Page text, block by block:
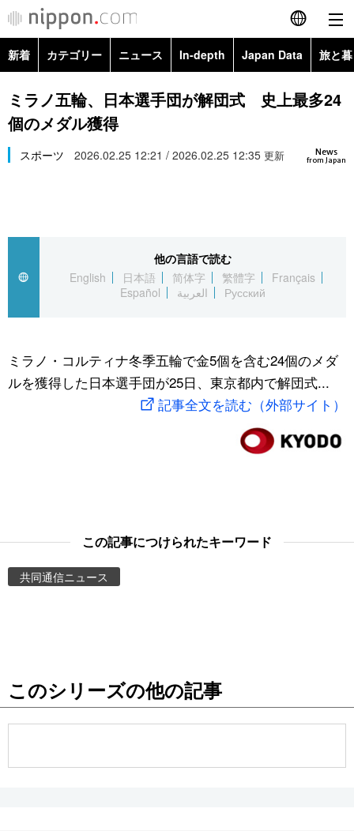
English
简体字
Русский
カテゴリー
経済・ビジネス
国際
文化
トップ
アーカイブ
In-depth
Japan Data
動画/Live
お知らせ
新着 カテゴリー ニュース In-depth Japan Data 旅と
政治・外交
経済・ビジネス
スポーツ・東京2020
Topics
ミラノ五輪、日本選手団が解団式 史上最多24
個のメダル獲得
News
from Japan
スポーツ 2026.02.25 12:21 / 2026.02.25 12:35 更新
他の言語で読む
English
日本語 简体字 繁體字
Français
Español
العربية Русский
ミラノ・コルティナ冬季五輪で金5個を含む24個のメダ
ルを獲得した日本選手団が25日、東京都内で解団式...
記事全文を読む（外部サイト）
この記事につけられたキーワード
共同通信ニュース
このシリーズの他の記事